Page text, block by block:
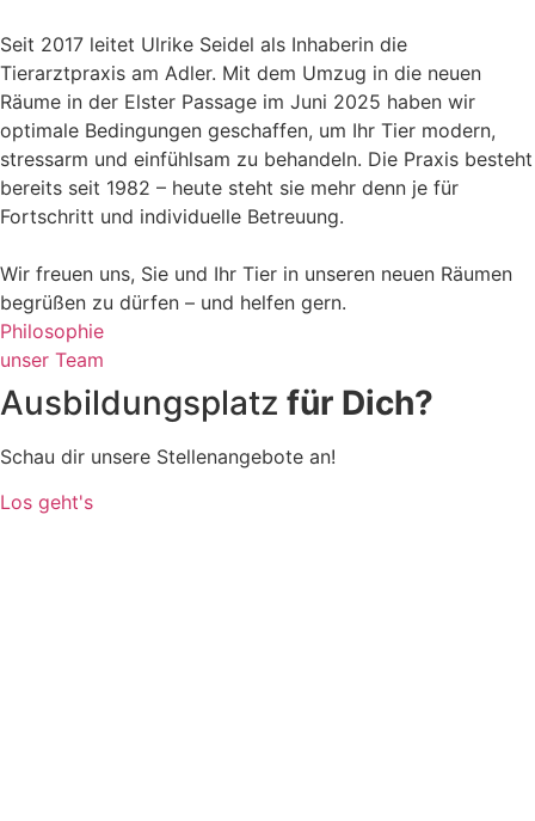
Seit 2017 leitet Ulrike Seidel als Inhaberin die
Tierarztpraxis am Adler. Mit dem Umzug in die neuen
Räume in der Elster Passage im Juni 2025 haben wir
optimale Bedingungen geschaffen, um Ihr Tier modern,
stressarm und einfühlsam zu behandeln. Die Praxis besteht
bereits seit 1982 – heute steht sie mehr denn je für
Fortschritt und individuelle Betreuung.
Wir freuen uns, Sie und Ihr Tier in unseren neuen Räumen
begrüßen zu dürfen – und helfen gern.
Philosophie
unser Team
Ausbildungsplatz für Dich?
Schau dir unsere Stellenangebote an!
Los geht's